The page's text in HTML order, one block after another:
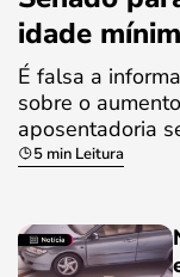
idade
É falsa a
sobre o
aposentadoria
5 min Leitura